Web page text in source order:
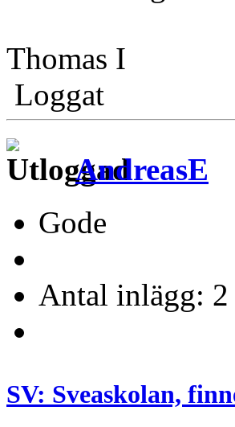
Thomas I
Loggat
AndreasE
Gode
Antal inlägg: 2
SV: Sveaskolan,